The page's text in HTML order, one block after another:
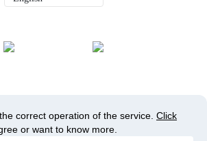
correct operation of the service. Click
or want to know more.